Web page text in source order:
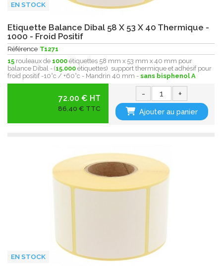
EN STOCK
Etiquette Balance Dibal 58 X 53 X 40 Thermique -
1000 - Froid Positif
Référence T1271
15 rouleaux de 1000 étiquettes 58 mm x 53 mm x 40 mm pour
balance Dibal - (15.000 étiquettes) support thermique et adhésif pour
froid positif -10°c / +60°c - Mandrin 40 mm - sans bisphenol A
72.00 € HT
86,40 € TTC
- +
Ajouter au panier
EN STOCK